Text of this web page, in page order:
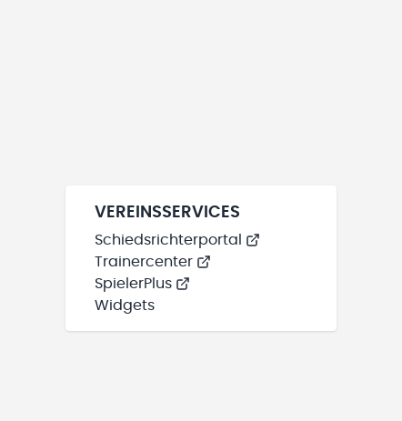
VEREINSSERVICES
Schiedsrichterportal
Trainercenter
SpielerPlus
Widgets